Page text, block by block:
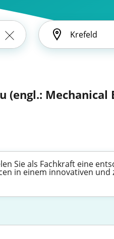
(engl.:
Sie als Fachkraft eine
in einem innovativen